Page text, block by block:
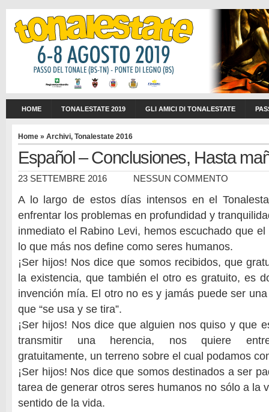
HOME TONALESTATE 2019 GLI AMICI DI TONALESTATE
Home » Archivi, Tonalestate 2016
Español – Conclusiones, Hasta
23 SETTEMBRE 2016 NESSUN COMMENTO
A lo largo de estos días intensos en el
enfrentar los problemas en profundidad y
inmediato el Rabino Levi, hemos escuchado que
lo que más nos define como seres humanos.
¡Ser hijos! Nos dice que somos recibidos, que
la existencia, que también el otro es gratuito, es
invención mía. El otro no es y jamás puede ser
que “se usa y se tira”.
¡Ser hijos! Nos dice que alguien nos quiso y que
transmitir una herencia, nos quiere
gratuitamente, un terreno sobre el cual podamos
¡Ser hijos! Nos dice que somos destinados a ser
tarea de generar otros seres humanos no sólo a la
sentido de la vida.